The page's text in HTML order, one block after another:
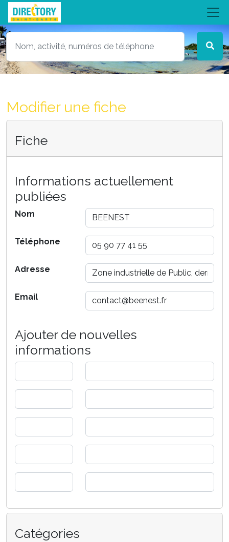
Modifier une fiche
Fiche
Informations actuellement
publiées
Nom
Téléphone
Adresse
Email
Ajouter de nouvelles
informations
Catégories